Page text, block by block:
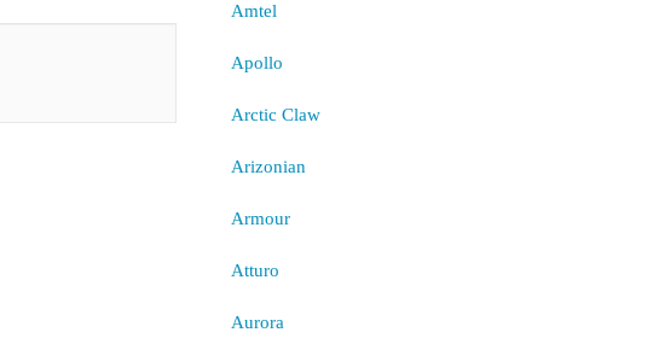
Amtel
Apollo
Arctic Claw
Arizonian
Armour
Atturo
Aurora